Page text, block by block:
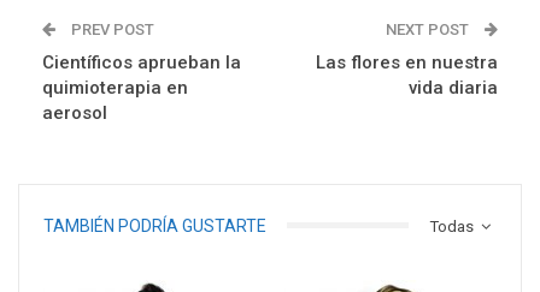
PREV POST
Científicos aprueban la
quimioterapia en
aerosol
NEXT POST
Las flores en nuestra
vida diaria
Todas
TAMBIÉN PODRÍA GUSTARTE